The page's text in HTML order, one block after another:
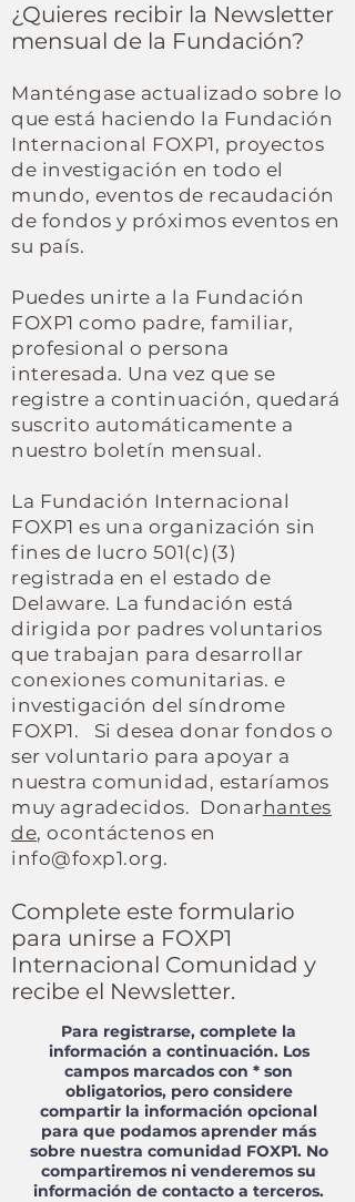
¿Quieres recibir la Newsletter
mensual de la Fundación?
Manténgase actualizado sobre lo
que está haciendo la Fundación
Internacional FOXP1, proyectos
de investigación en todo el
mundo, eventos de recaudación
de fondos y próximos eventos en
su país.
Puedes unirte a la Fundación
FOXP1 como padre, familiar,
profesional o persona
interesada. Una vez que se
registre a continuación, quedará
suscrito automáticamente a
nuestro boletín mensual.
La Fundación Internacional
FOXP1 es una organización sin
fines de lucro 501(c)(3)
registrada en el estado de
Delaware. La fundación está
dirigida por padres voluntarios
que trabajan para desarrollar
conexiones comunitarias. e
investigación del síndrome
FOXP1.
Si desea donar fondos o
ser voluntario para apoyar a
nuestra comunidad , estaríamos
muy agradecidos. Donarhantes
de, ocontáctenos en
info@foxp1.org.
Complete este formulario
para unirse a FOXP1
Internacional Comunidad y
recibe el Newsletter.
Para registrarse, complete la
información a continuación. Los
campos marcados con * son
obligatorios, pero considere
compartir la información opcional
para que podamos aprender más
sobre nuestra comunidad FOXP1. No
compartiremos ni venderemos su
información de contacto a terceros.